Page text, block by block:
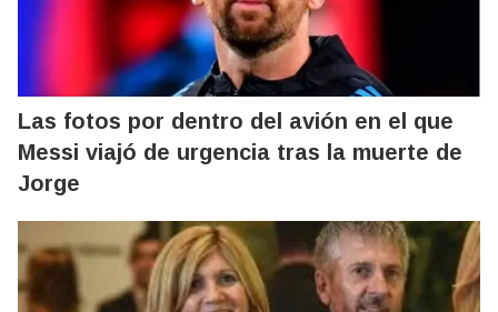
Las fotos por dentro del avión en el que
Messi viajó de urgencia tras la muerte de
Jorge